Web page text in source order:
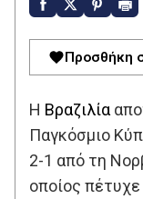
Προσθήκη
Η Βραζιλία
Παγκόσμιο
2-1 από τη
οποίος